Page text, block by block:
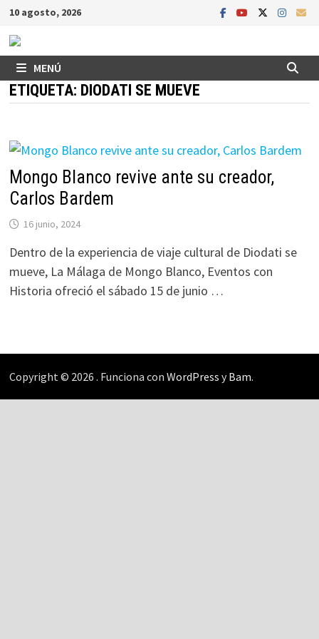
Saltar
contenido
10 agosto, 2026
MENÚ
ETIQUETA: DIODATI SE MUEVE
Mongo Blanco revive ante su creador,
Carlos Bardem
16 junio, 2024
Dentro de la experiencia de viaje cultural de Diodati se
mueve, La Málaga de Mongo Blanco, Eventos con
Historia ofreció el sábado 15 de junio …
Copyright © 2026 . Funciona con WordPress yBam.